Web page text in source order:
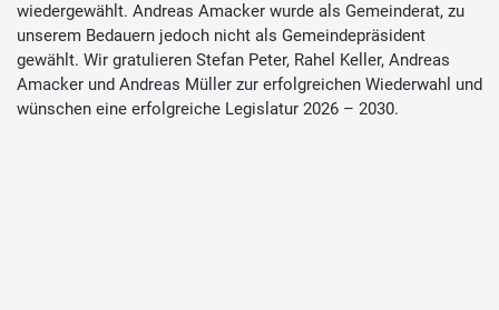
wiedergewählt. Andreas Amacker wurde als Gemeinderat, zu
unserem Bedauern jedoch nicht als Gemeindepräsident
gewählt. Wir gratulieren Stefan Peter, Rahel Keller, Andreas
Amacker und Andreas Müller zur erfolgreichen Wiederwahl und
wünschen eine erfolgreiche Legislatur 2026 – 2030.